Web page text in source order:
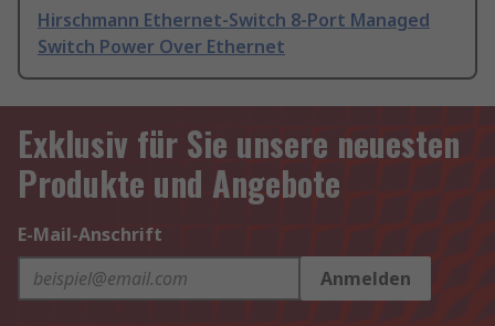
Hirschmann Ethernet-Switch 8-Port Managed
Switch Power Over Ethernet
Exklusiv für Sie unsere neuesten
Produkte und Angebote
E-Mail-Anschrift
Anmelden